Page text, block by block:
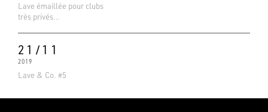
Lave émaillée pour clubs
très privés…
21/11
2019
Lave & Co. #5